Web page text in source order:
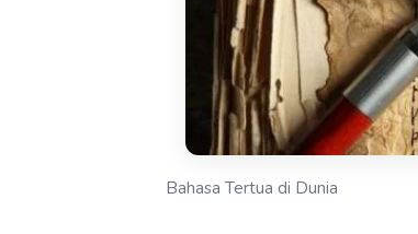
Bahasa Tertua di Dunia